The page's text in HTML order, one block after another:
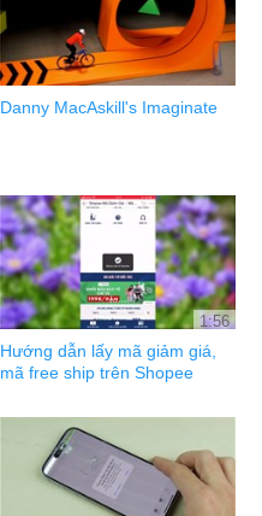
Danny MacAskill's Imaginate
1:56
Hướng dẫn lấy mã giảm giá,
mã free ship trên Shopee